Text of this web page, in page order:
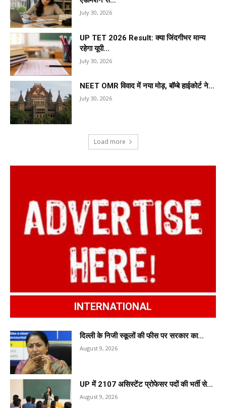
July 30, 2026
UP TET 2026 Result: क्या जिंदगीभर मान्य
रहेगा यूपी...
July 30, 2026
NEET OMR विवाद में नया मोड़, बॉम्बे हाईकोर्ट ने...
July 30, 2026
Load more
INTERNATIONAL
दिल्ली के निजी स्कूलों की फीस पर सरकार का...
August 9, 2026
UP में 2107 असिस्टेंट प्रोफेसर पदों की भर्ती से...
August 9, 2026